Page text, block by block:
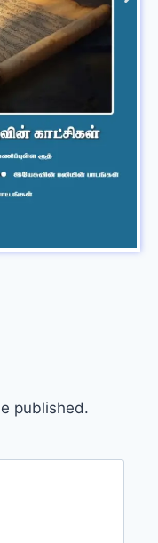
published.